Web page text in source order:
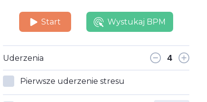
Start Wystukaj BPM
Uderzenia
Pierwsze uderzenie stresu